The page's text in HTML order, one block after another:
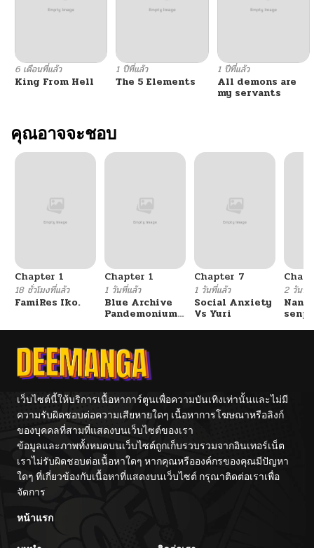
6 เดือนที่แล้ว
King From Hell
1 ปีที่แล้ว
The 5 Elements
1 ปีที่แล้ว
All demons are
my servants
คุณอาจจะชอบ
Chapter 1
18 ชั่วโมงที่แล้ว
FamiRes Iko.
Chapter 1
1 วันที่แล้ว
Blue Archive
Pandemonium
Chapter 7
1 วันที่แล้ว
Social Anxiety
Vs Yuri
2 วันที่แ
เว็บไซต์นี้ให้บริการเนื้อหาการ์ตูนเพื่อความบันเทิงเท่านั้นและไม่มี
ความรับผิดชอบต่อความเสียหายใดๆ เนื้อหาการโฆษณาหรือลิงก์
ของบุคคลที่สามที่แสดงบนเว็บไซต์ของเรา
ข้อมูลและภาพทั้งหมดบนเว็บไซต์ถูกเก็บรวบรวมจากอินเทอร์เน็ต
เราไม่รับผิดชอบต่อเนื้อหาใดๆ หากคุณหรือองค์กรของคุณมีปัญหา
ใดๆ ที่เกี่ยวข้องกับเนื้อหาที่แสดงบนเว็บไซต์ กรุณาติดต่อเราเพื่อ
จัดการ
หน้าแรก